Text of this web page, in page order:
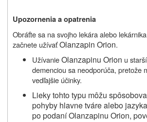
Upozornenia a opatrenia
Obráťte sa na svojho lekára alebo
začnete užívaťOlanzapin Orion.
UžívanieOlanzapinu Orion u
demenciou sa neodporúča, pretože
vedľajšie účinky.
Lieky tohto typu môžu
pohyby hlavne tváre alebo
po podaní Olanzapinu Orion,